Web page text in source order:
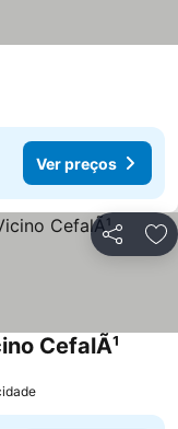
Ver preços
Partilhar
CefalÃ¹